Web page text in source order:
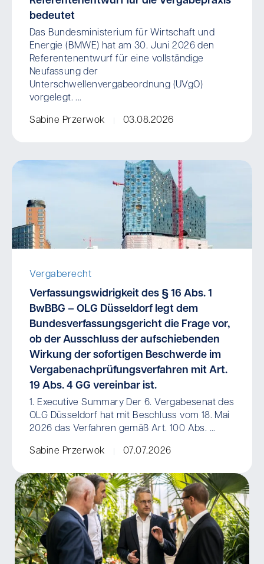
bedeutet
Das Bundesministerium für Wirtschaft und
Energie (BMWE) hat am 30. Juni 2026 den
Referentenentwurf für eine vollständige
Neufassung der
Unterschwellenvergabeordnung (UVgO)
vorgelegt. ...
Sabine Przerwok 03.08.2026
Vergaberecht
Verfassungswidrigkeit des § 16 Abs. 1
BwBBG – OLG Düsseldorf legt dem
Bundesverfassungsgericht die Frage vor,
ob der Ausschluss der aufschiebenden
Wirkung der sofortigen Beschwerde im
Vergabenachprüfungsverfahren mit Art.
19 Abs. 4 GG vereinbar ist.
1. Executive Summary Der 6. Vergabesenat des
OLG Düsseldorf hat mit Beschluss vom 18. Mai
2026 das Verfahren gemäß Art. 100 Abs. ...
Sabine Przerwok 07.07.2026